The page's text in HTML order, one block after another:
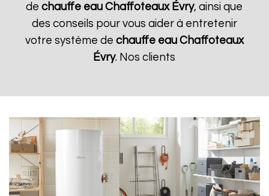
dechauffe eau Chaffoteaux Évry, ainsi que
des conseils pour vous aider à entretenir
votre système de chauffe eau Chaffoteaux
Évry. Nos clients